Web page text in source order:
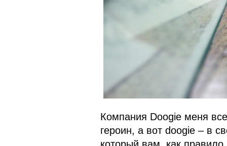
Компания Doogie меня
героин, а вот doogie – в